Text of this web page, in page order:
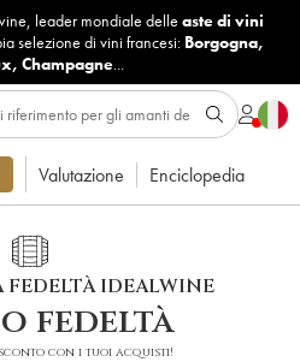
leader mondiale delle aste di vini
selezione di vini francesi: Borgogna,
, Champagne...
Valutazione Enciclopedia
FEDELTÀ IDEALWINE
fedeltà
con i tuoi acquisti!